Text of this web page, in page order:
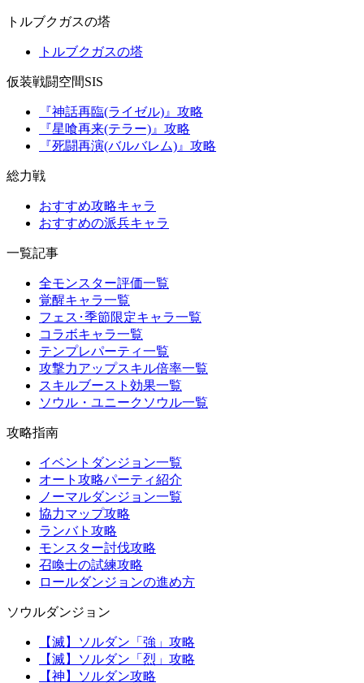
トルブクガスの塔
トルブクガスの塔
仮装戦闘空間SIS
『神話再臨(ライゼル)』攻略
『星喰再来(テラー)』攻略
『死闘再演(バルバレム)』攻略
総力戦
おすすめ攻略キャラ
おすすめの派兵キャラ
一覧記事
全モンスター評価一覧
覚醒キャラ一覧
フェス･季節限定キャラ一覧
コラボキャラ一覧
テンプレパーティ一覧
攻撃力アップスキル倍率一覧
スキルブースト効果一覧
ソウル・ユニークソウル一覧
攻略指南
イベントダンジョン一覧
オート攻略パーティ紹介
ノーマルダンジョン一覧
協力マップ攻略
ランバト攻略
モンスター討伐攻略
召喚士の試練攻略
ロールダンジョンの進め方
ソウルダンジョン
【滅】ソルダン「強」攻略
【滅】ソルダン「烈」攻略
【神】ソルダン攻略